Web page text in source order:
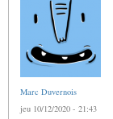
Marc Duvernois
jeu 10/12/2020 - 21:43